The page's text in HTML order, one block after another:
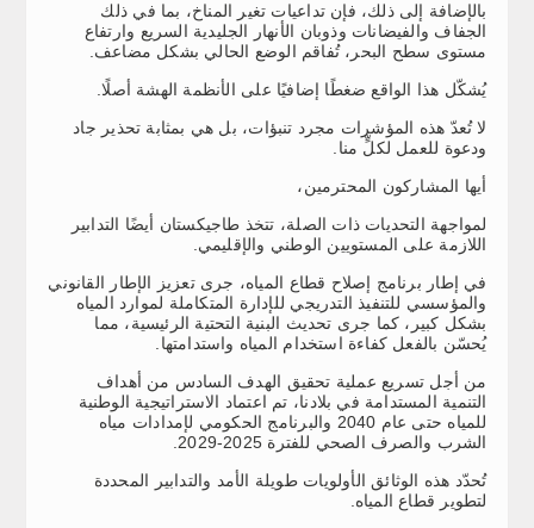
بالإضافة إلى ذلك، فإن تداعيات تغير المناخ، بما في ذلك
الجفاف والفيضانات وذوبان الأنهار الجليدية السريع وارتفاع
مستوى سطح البحر، تُفاقم الوضع الحالي بشكل مضاعف.
يُشكّل هذا الواقع ضغطًا إضافيًا على الأنظمة الهشة أصلًا.
لا تُعدّ هذه المؤشرات مجرد تنبؤات، بل هي بمثابة تحذير جاد
ودعوة للعمل لكلٍّ منا.
أيها المشاركون المحترمين،
لمواجهة التحديات ذات الصلة، تتخذ طاجيكستان أيضًا التدابير
اللازمة على المستويين الوطني والإقليمي.
في إطار برنامج إصلاح قطاع المياه، جرى تعزيز الإطار القانوني
والمؤسسي للتنفيذ التدريجي للإدارة المتكاملة لموارد المياه
بشكل كبير، كما جرى تحديث البنية التحتية الرئيسية، مما
يُحسّن بالفعل كفاءة استخدام المياه واستدامتها.
من أجل تسريع عملية تحقيق الهدف السادس من أهداف
التنمية المستدامة في بلادنا، تم اعتماد الاستراتيجية الوطنية
للمياه حتى عام 2040 والبرنامج الحكومي لإمدادات مياه
الشرب والصرف الصحي للفترة 2025-2029.
تُحدّد هذه الوثائق الأولويات طويلة الأمد والتدابير المحددة
لتطوير قطاع المياه.